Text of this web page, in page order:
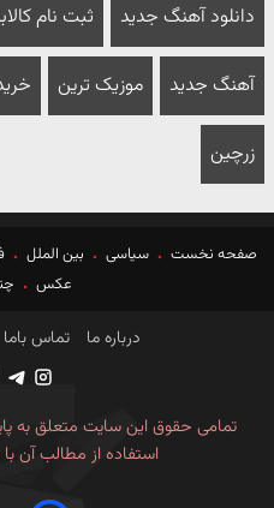
دانلود آهنگ جدید ثبت نام
آهنگ جدید موزیک ترین
زرچین
صفحه نخست سیاسی بین الملل
عکس
درباره ما تماس باما
تمامی حقوق این سایت متعلق به
استفاده از مطالب آن